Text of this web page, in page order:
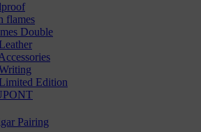
flames
Double
Edition
Pairing